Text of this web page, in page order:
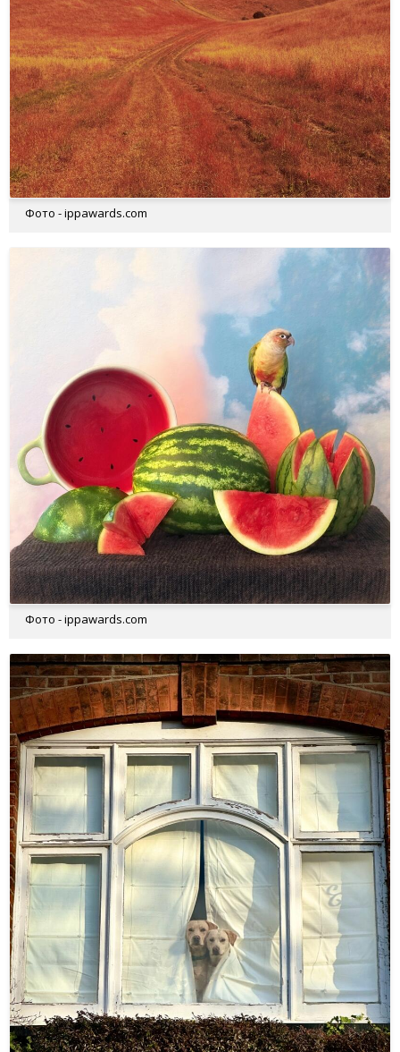
Фото - ippawards.com
Фото - ippawards.com